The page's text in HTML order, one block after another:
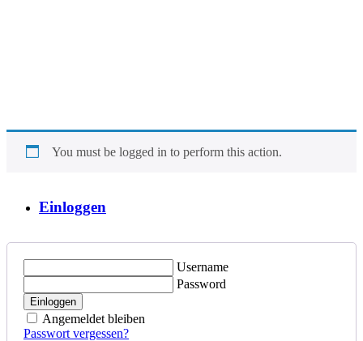
You must be logged in to perform this action.
Einloggen
Username
Password
Einloggen
Angemeldet bleiben
Passwort vergessen?